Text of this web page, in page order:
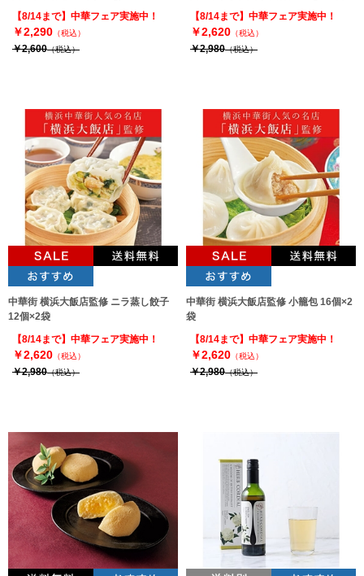
【8/14まで】中華フェア実施中！
￥2,290 （税込）
￥2,600（税込）
【8/14まで】中華フェア実施中！
￥2,620 （税込）
￥2,980（税込）
中華街 横浜大飯店監修 ニラ蒸し餃子
12個×2袋
【8/14まで】中華フェア実施中！
￥2,620 （税込）
￥2,980（税込）
中華街 横浜大飯店監修 小籠包 16個×2
袋
【8/14まで】中華フェア実施中！
￥2,620 （税込）
￥2,980（税込）